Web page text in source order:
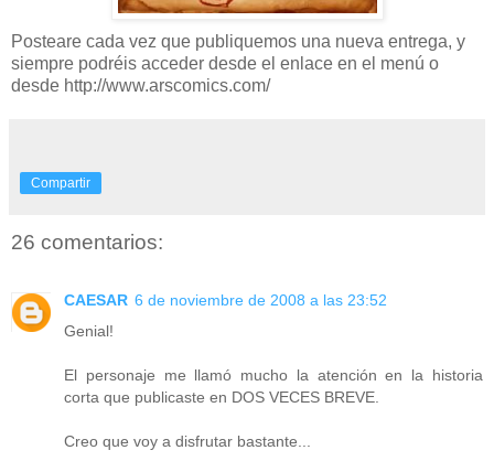
Posteare cada vez que publiquemos una nueva entrega, y
siempre podréis acceder desde el enlace en el menú o
desde http://www.arscomics.com/
Compartir
26 comentarios:
CAESAR 6 de noviembre de 2008 a las 23:52
Genial!
El personaje me llamó mucho la atención en la historia
corta que publicaste en DOS VECES BREVE.
Creo que voy a disfrutar bastante...